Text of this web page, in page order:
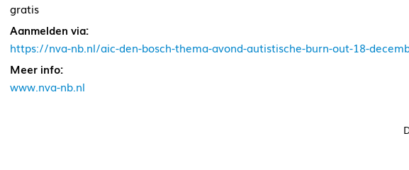
gratis
Aanmelden via:
https://nva-nb.nl/aic-den-bosch-thema-avond-autistische-burn-out-18-
Meer info:
www.nva-nb.nl